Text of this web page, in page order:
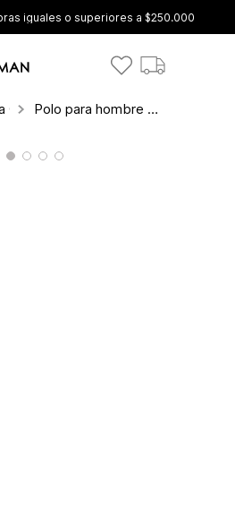
iguales o superiores a $250.000
Corta Polo para hombre tejida